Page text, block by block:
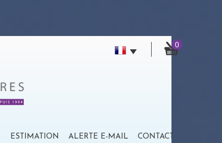
0
ESTIMATION ALERTE E-MAIL CONTACT